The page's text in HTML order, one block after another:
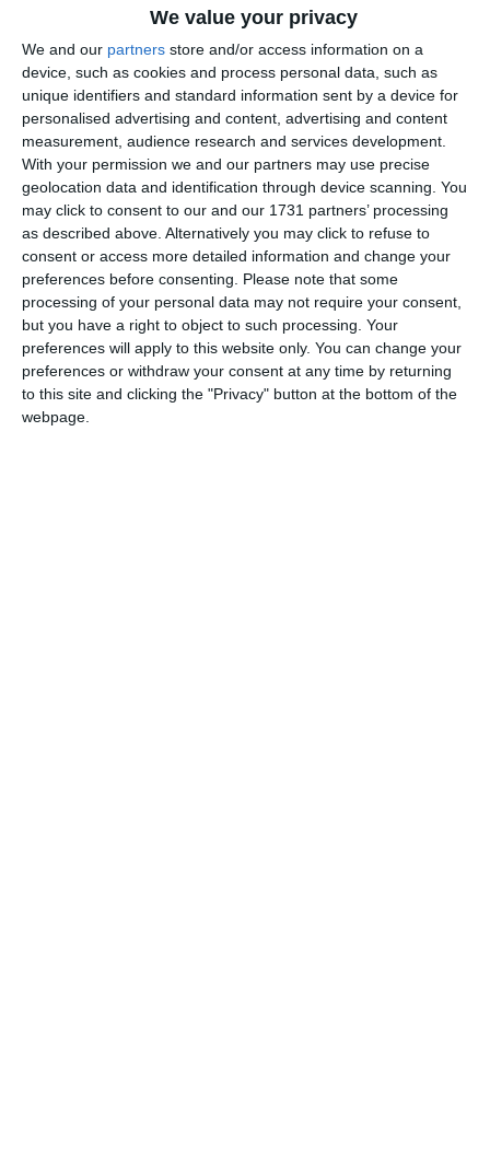
We value your privacy
We and our partners store and/or access information on a
device, such as cookies and process personal data, such as
unique identifiers and standard information sent by a device for
personalised advertising and content, advertising and content
measurement, audience research and services development.
With your permission we and our partners may use precise
geolocation data and identification through device scanning. You
may click to consent to our and our 1731 partners’ processing
as described above. Alternatively you may click to refuse to
consent or access more detailed information and change your
preferences before consenting. Please note that some
processing of your personal data may not require your consent,
but you have a right to object to such processing. Your
preferences will apply to this website only. You can change your
preferences or withdraw your consent at any time by returning
to this site and clicking the "Privacy" button at the bottom of the
webpage.
Este vorba despre 'Dosarul diamantelor', intitulat astfel după
ce în locuința lui Daniel Tudorache au fost găsite sute de
bijuterii și pietre prețioase cu o valoare de peste 9 milioane
lei.
Conform DNA, în perioada septembrie 2016 - mai 2017, Ion
Niță, persoană aflată în anturajul lui Daniel Tudorache, la
acel moment primarul Sectorului 1, ar fi pretins de la un om
de afaceri un comision de 10% din valoarea unui contract
de servicii pe care societatea acestuia îl avea cu o instituție
aflată în subordinea Primăriei Sectorului 1, iar, în schimbul
banilor, Niță se angaja să intervină, atât în mod direct, cât și
prin intermediul lui Tudorache, la funcționarii responsabili,
astfel încât contractul să se desfășoare în bune condiții -
plata la timp a facturilor și actualizarea tarifelor.
„În schimbul traficării influenței, persoana